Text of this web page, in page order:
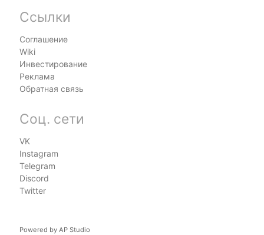
Ссылки
Соглашение
Wiki
Инвестирование
Реклама
Обратная связь
Соц. сети
VK
Instagram
Telegram
Discord
Twitter
Powered by AP Studio